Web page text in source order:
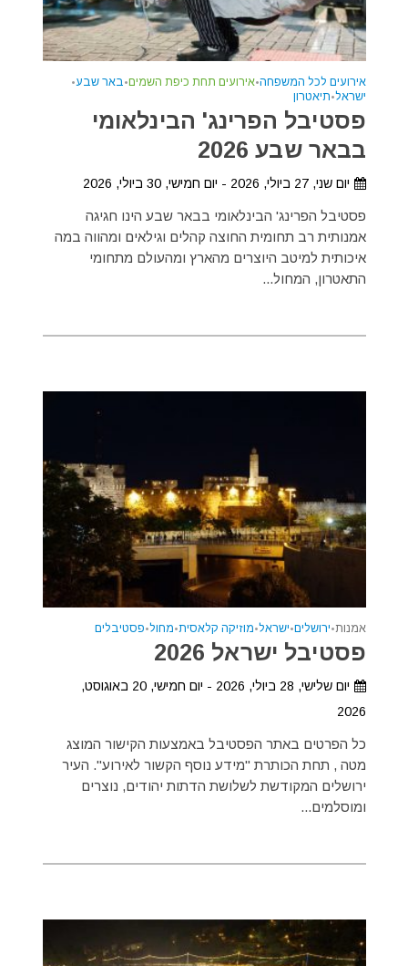
אירועים לכל המשפחה•אירועים תחת כיפת השמים•באר שבע•
ישראל•תיאטרון
פסטיבל הפרינג' הבינלאומי
בבאר שבע 2026
יום שני, 27 ביולי, 2026 - יום חמישי, 30 ביולי, 2026
פסטיבל הפרינג' הבינלאומי בבאר שבע הינו חגיגה
אמנותית רב תחומית החוצה קהלים וגילאים ומהווה במה
איכותית למיטב היוצרים מהארץ ומהעולם מתחומי
התאטרון, המחול...
אמנות•ירושלים•ישראל•מוזיקה קלאסית•מחול•פסטיבלים
פסטיבל ישראל 2026
יום שלישי, 28 ביולי, 2026 - יום חמישי, 20 באוגוסט,
2026
כל הפרטים באתר הפסטיבל באמצעות הקישור המוצג
מטה , תחת הכותרת "מידע נוסף הקשור לאירוע". העיר
ירושלים המקודשת לשלושת הדתות יהודים, נוצרים
ומוסלמים...